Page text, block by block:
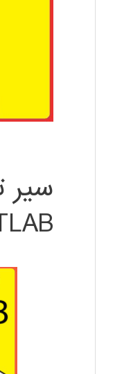
سیر